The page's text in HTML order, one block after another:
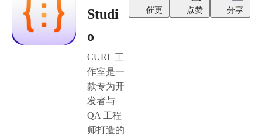
Studi
o
CURL 工
作室是一
款专为开
发者与
QA 工程
师打造的
催更 点赞 分享